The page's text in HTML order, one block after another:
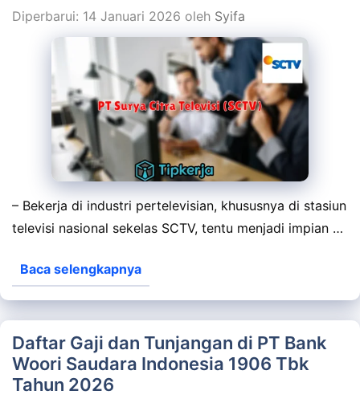
Diperbarui: 14 Januari 2026 oleh Syifa
– Bekerja di industri pertelevisian, khususnya di stasiun
televisi nasional sekelas SCTV, tentu menjadi impian …
Baca selengkapnya
Daftar Gaji dan Tunjangan di PT Bank
Woori Saudara Indonesia 1906 Tbk
Tahun 2026